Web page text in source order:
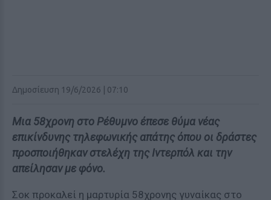
Δημοσίευση 19/6/2026 | 07:10
Μια 58χρονη στο Ρέθυμνο έπεσε θύμα νέας
επικίνδυνης τηλεφωνικής απάτης όπου οι δράστες
προσποιήθηκαν στελέχη της Ιντερπόλ και την
απείλησαν με φόνο.
Σοκ προκαλεί η μαρτυρία 58χρονης γυναίκας στο